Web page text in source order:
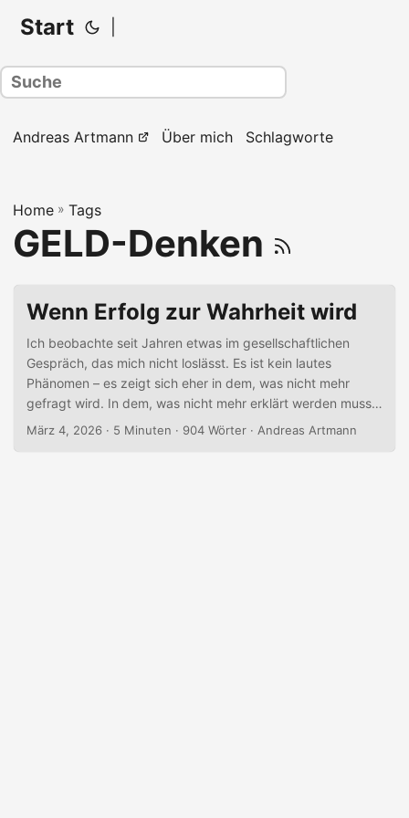
Start
Andreas Artmann Über mich Schlagworte
Home » Tags
GELD-Denken
Wenn Erfolg zur Wahrheit wird
Ich beobachte seit Jahren etwas im gesellschaftlichen
Gespräch, das mich nicht loslässt. Es ist kein lautes
Phänomen – es zeigt sich eher in dem, was nicht mehr
gefragt wird. In dem, was nicht mehr erklärt werden muss.
Wer finanziell erfolgreich ist, hat Recht. Nicht nur Erfolg –
März 4, 2026 · 5 Minuten · 904 Wörter · Andreas Artmann